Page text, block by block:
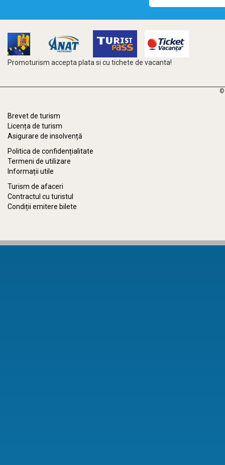
Promoturism accepta plata si cu tichete de vacanta!
©
Brevet de turism
Licența de turism
Asigurare de insolvență
Politica de confidențialitate
Termeni de utilizare
Informații utile
Turism de afaceri
Contractul cu turistul
Condiții emitere bilete